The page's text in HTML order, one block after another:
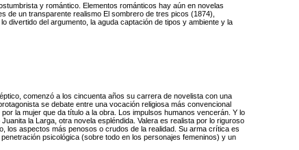
y romántico. Elementos románticos hay aún en novelas
de un transparente realismo El sombrero de tres picos (1874),
divertido del argumento, la aguda captación de tipos y ambiente y la
comenzó a los cincuenta años su carrera de novelista con una
se debate entre una vocación religiosa más convencional
la mujer que da título a la obra. Los impulsos humanos vencerán. Y lo
la Larga, otra novela espléndida. Valera es realista por lo riguroso
los aspectos más penosos o crudos de la realidad. Su arma crítica es
psicológica (sobre todo en los personajes femeninos) y un